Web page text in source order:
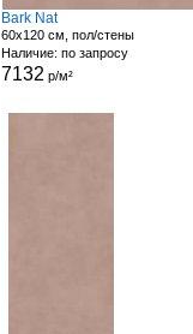
Bark Nat
60x120 см, пол/стены
Наличие: по запросу
7132 р/м²